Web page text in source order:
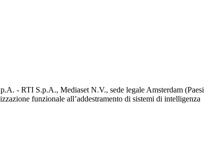
- RTI S.p.A., Mediaset N.V., sede legale Amsterdam (Paesi
funzionale all’addestramento di sistemi di intelligenza